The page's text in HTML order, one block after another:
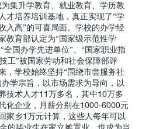
集升学教育、就业教育、学历教
才培养培训基地，真正实现了“学
入高”的可喜局面。学校的办学经
教育部认定为“国家级示范性学
全国办学先进单位”、“国家职业指
工”被国家劳动和社会保障部评
，学校始终坚持“围绕市尝服务社
学宗旨，以市场需求为导向，以
技术人才11万多名，其中10万多
化企业，月薪分别在1000-6000元
家乡1万元计算，这些人每年可以